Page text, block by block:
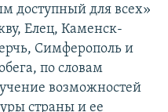
доступный для всех»
Елец, Каменск-
Симферополь и
по словам
возможностей
страны и ее